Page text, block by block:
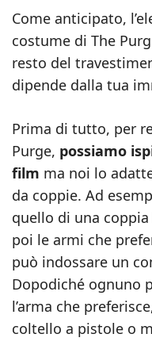
Come anticipato,
costume di The
resto del
dipende dalla tua
Prima di tutto, per
Purge, possiamo
film ma noi lo
da coppie. Ad
quello di una
poi le armi che
può indossare un
Dopodiché ognuno
l’arma che
coltello a pistole o